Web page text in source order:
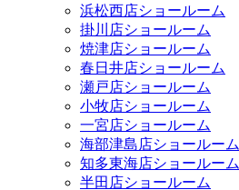
浜松西店ショールーム
掛川店ショールーム
焼津店ショールーム
春日井店ショールーム
瀬戸店ショールーム
小牧店ショールーム
一宮店ショールーム
海部津島店ショールーム
知多東海店ショールーム
半田店ショールーム